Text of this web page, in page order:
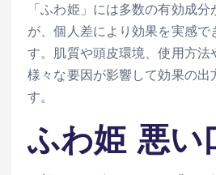
「ふわ姫」には多数の有効成
が、個人差により効果を実感で
す。肌質や頭皮環境、使用方法
様々な要因が影響して効果の出
す。
ふわ姫 悪い